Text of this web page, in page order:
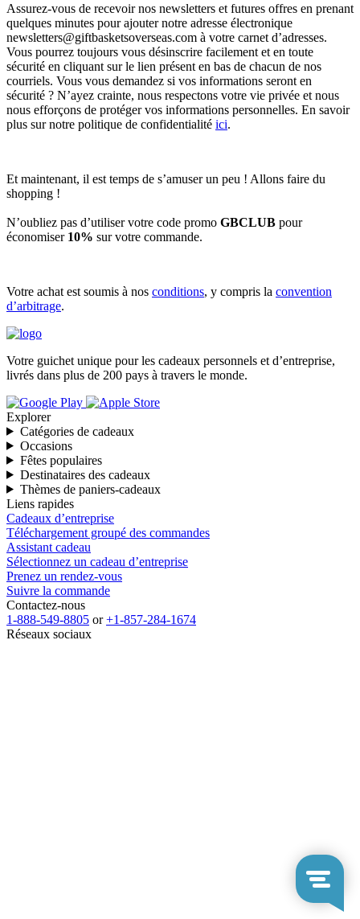
Assurez-vous de recevoir nos newsletters et futures offres en prenant
quelques minutes pour ajouter notre adresse électronique
newsletters@giftbasketsoverseas.com à votre carnet d’adresses.
Vous pourrez toujours vous désinscrire facilement et en toute
sécurité en cliquant sur le lien présent en bas de chacun de nos
courriels. Vous vous demandez si vos informations seront en
sécurité ? N’ayez crainte, nous respectons votre vie privée et nous
nous efforçons de protéger vos informations personnelles. En savoir
plus sur notre politique de confidentialité ici.
Et maintenant, il est temps de s’amuser un peu ! Allons faire du
shopping !
N’oubliez pas d’utiliser votre code promo GBCLUB pour
économiser 10% sur votre commande.
Votre achat est soumis à nos conditions, y compris la convention
d’arbitrage.
Votre guichet unique pour les cadeaux personnels et d’entreprise,
livrés dans plus de 200 pays à travers le monde.
Explorer
Catégories de cadeaux
Occasions
Fêtes populaires
Destinataires des cadeaux
Thèmes de paniers-cadeaux
Liens rapides
Cadeaux d’entreprise
Téléchargement groupé des commandes
Assistant cadeau
Sélectionnez un cadeau d’entreprise
Prenez un rendez-vous
Suivre la commande
Contactez-nous
1-888-549-8805 or+1-857-284-1674
Réseaux sociaux